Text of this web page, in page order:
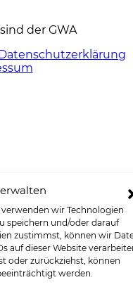
wir Technologien
speichern und/oder darauf
zustimmst, können wir
auf dieser Website
oder zurückziehst, können
werden.
der GWA
Datenschutzerklärung